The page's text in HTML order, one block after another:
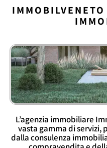
L’agenzia immobiliare
vasta gamma di servizi,
dalla consulenza